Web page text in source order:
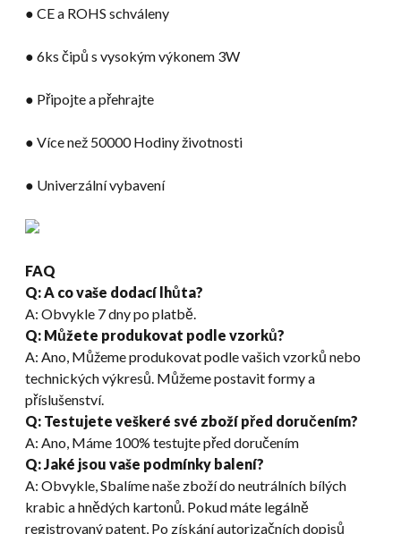
● CE a ROHS schváleny
● 6ks čipů s vysokým výkonem 3W
● Připojte a přehrajte
● Více než 50000 Hodiny životnosti
● Univerzální vybavení
FAQ
Q: A co vaše dodací lhůta?
A: Obvykle 7 dny po platbě.
Q: Můžete produkovat podle vzorků?
A: Ano, Můžeme produkovat podle vašich vzorků nebo
technických výkresů. Můžeme postavit formy a
příslušenství.
Q: Testujete veškeré své zboží před doručením?
A: Ano, Máme 100% testujte před doručením
Q: Jaké jsou vaše podmínky balení?
A: Obvykle, Sbalíme naše zboží do neutrálních bílých
krabic a hnědých kartonů. Pokud máte legálně
registrovaný patent, Po získání autorizačních dopisů